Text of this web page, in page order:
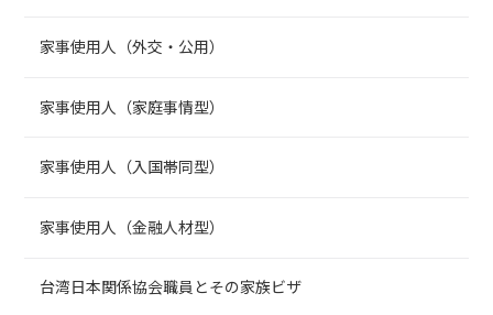
家事使用人（外交・公用）
家事使用人（家庭事情型）
家事使用人（入国帯同型）
家事使用人（金融人材型）
台湾日本関係協会職員とその家族ビザ